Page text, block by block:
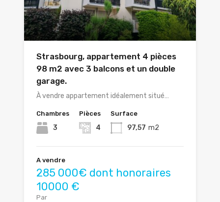
Strasbourg, appartement 4 pièces
98 m2 avec 3 balcons et un double
garage.
À vendre appartement idéalement situé…
Chambres
3
Pièces
4
Surface
97,57 m2
A vendre
285 000€ dont honoraires
10000 €
Par